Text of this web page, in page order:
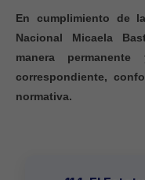
En cumplimiento de
Nacional Micaela
manera
correspondiente,
normativa.